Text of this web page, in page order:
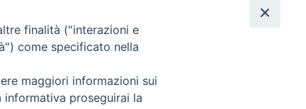
Direttore Amministrativo Salvatore Bruno
e Proprietà Opera di Religione della Diocesi di Piazza Armerina,
Autorizzazione Tribunale di Enna n. 113 del 24/2/2007
finalità ("interazioni e
come specificato nella
maggiori informazioni sui
proseguirai la